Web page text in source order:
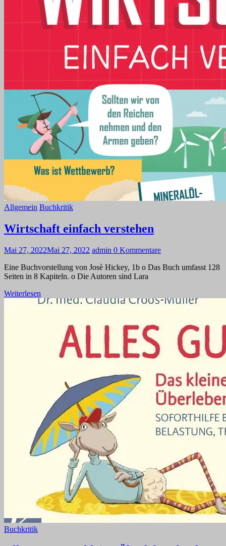
Allgemein Buchkritik
Wirtschaft einfach verstehen
Mai 27, 2022Mai 27, 2022 admin 0 Kommentare
Eine Buchvorstellung von Josè Hickey, 1b o Das Buch umfasst 128
Seiten in 8 Kapiteln. o Die Autoren sind Lara
Weiterlesen
Buchkritik